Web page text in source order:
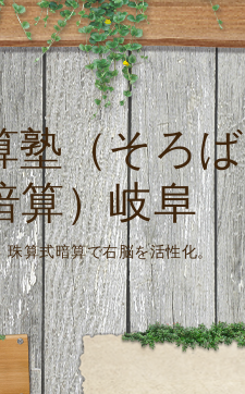
塾（そろば
算）岐阜
す。珠算式暗算で右脳を活